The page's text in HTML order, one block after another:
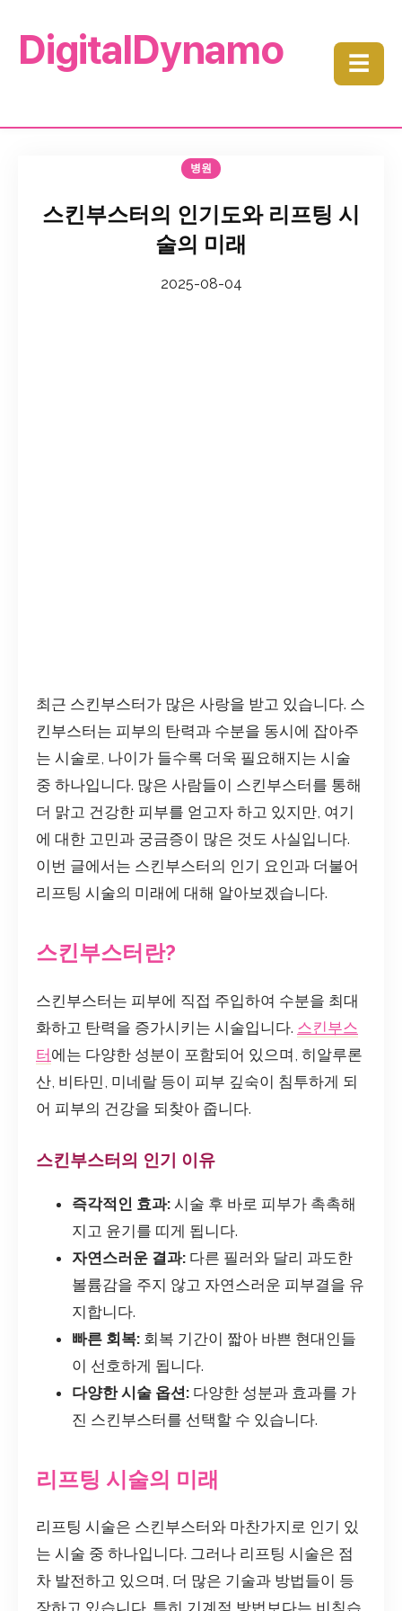
DigitalDynamo ☰
병원
스킨부스터의 인기도와 리프팅 시
술의 미래
2025-08-04
최근 스킨부스터가 많은 사랑을 받고 있습니다. 스
킨부스터는 피부의 탄력과 수분을 동시에 잡아주
는 시술로, 나이가 들수록 더욱 필요해지는 시술
중 하나입니다. 많은 사람들이 스킨부스터를 통해
더 맑고 건강한 피부를 얻고자 하고 있지만, 여기
에 대한 고민과 궁금증이 많은 것도 사실입니다.
이번 글에서는 스킨부스터의 인기 요인과 더불어
리프팅 시술의 미래에 대해 알아보겠습니다.
스킨부스터란?
스킨부스터는 피부에 직접 주입하여 수분을 최대
화하고 탄력을 증가시키는 시술입니다. 스킨부스
터에는 다양한 성분이 포함되어 있으며, 히알루론
산, 비타민, 미네랄 등이 피부 깊숙이 침투하게 되
어 피부의 건강을 되찾아 줍니다.
스킨부스터의 인기 이유
즉각적인 효과: 시술 후 바로 피부가 촉촉해
지고 윤기를 띠게 됩니다.
자연스러운 결과: 다른 필러와 달리 과도한
볼륨감을 주지 않고 자연스러운 피부결을 유
지합니다.
빠른 회복: 회복 기간이 짧아 바쁜 현대인들
이 선호하게 됩니다.
다양한 시술 옵션: 다양한 성분과 효과를 가
진 스킨부스터를 선택할 수 있습니다.
리프팅 시술의 미래
리프팅 시술은 스킨부스터와 마찬가지로 인기 있
는 시술 중 하나입니다. 그러나 리프팅 시술은 점
차 발전하고 있으며, 더 많은 기술과 방법들이 등